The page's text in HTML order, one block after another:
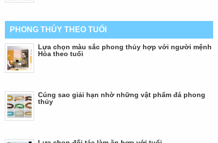
PHONG THỦY THEO TUỔI
Lựa chọn màu sắc phong thủy hợp với người mệnh
Hỏa theo tuổi
Cúng sao giải hạn nhờ những vật phẩm đá phong
thủy